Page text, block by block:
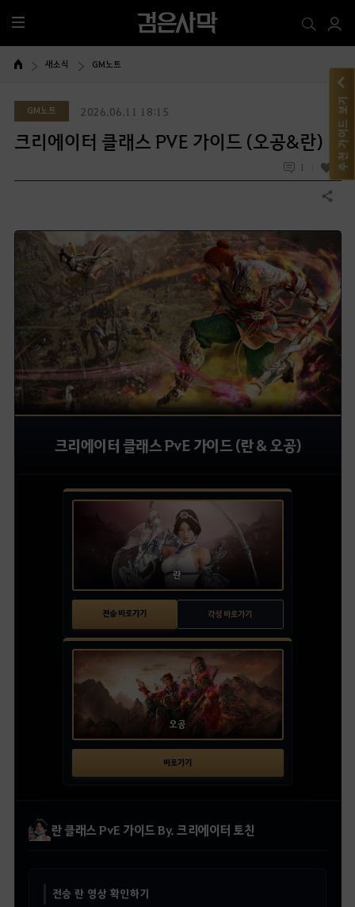
전
체
메
새소식 GM노트
GM노트 2026.06.11 18:15
크리에이터 클래스 PVE 가이드 (오공&란)
1 3
공유하기
크리에이터 클래스 PvE 가이드 (란 & 오공)
란
전승 바로가기 각성 바로가기
오공
바로가기
란 클래스 PvE 가이드 By. 크리에이터 토친
전승 란 영상 확인하기
추천 가이드 보기